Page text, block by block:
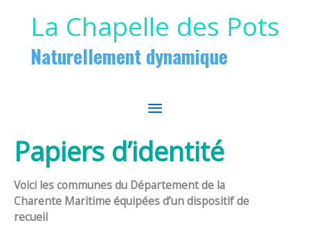
La Chapelle des Pots
Naturellement dynamique
MENU
PRINCIPAL
Papiers d’identité
Voici les communes du Département de la
Charente Maritime équipées d’un dispositif de
recueil